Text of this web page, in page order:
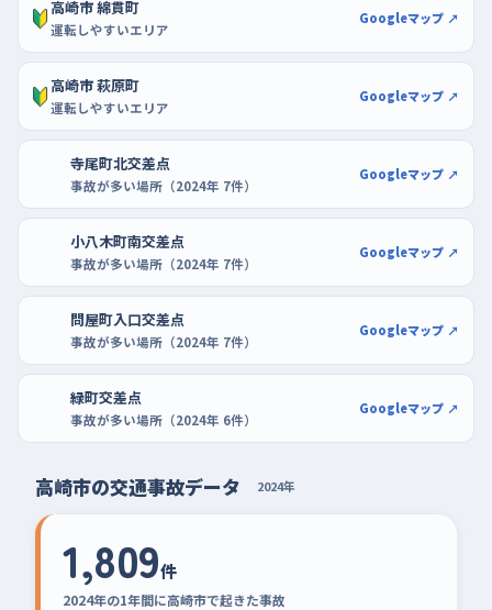
高崎市 綿貫町
運転しやすいエリア
Googleマップ ↗
高崎市 萩原町
運転しやすいエリア
Googleマップ ↗
寺尾町北交差点
事故が多い場所（2024年 7件）
Googleマップ ↗
小八木町南交差点
事故が多い場所（2024年 7件）
Googleマップ ↗
問屋町入口交差点
事故が多い場所（2024年 7件）
Googleマップ ↗
緑町交差点
事故が多い場所（2024年 6件）
Googleマップ ↗
高崎市の交通事故データ 2024年
1,809件
2024年の1年間に高崎市で起きた事故